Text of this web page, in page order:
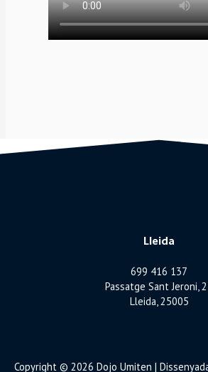
Lleida
699 416 137
Passatge Sant Jeroni,
Lleida, 25005
Copyright © 2026 Dojo Umiten |